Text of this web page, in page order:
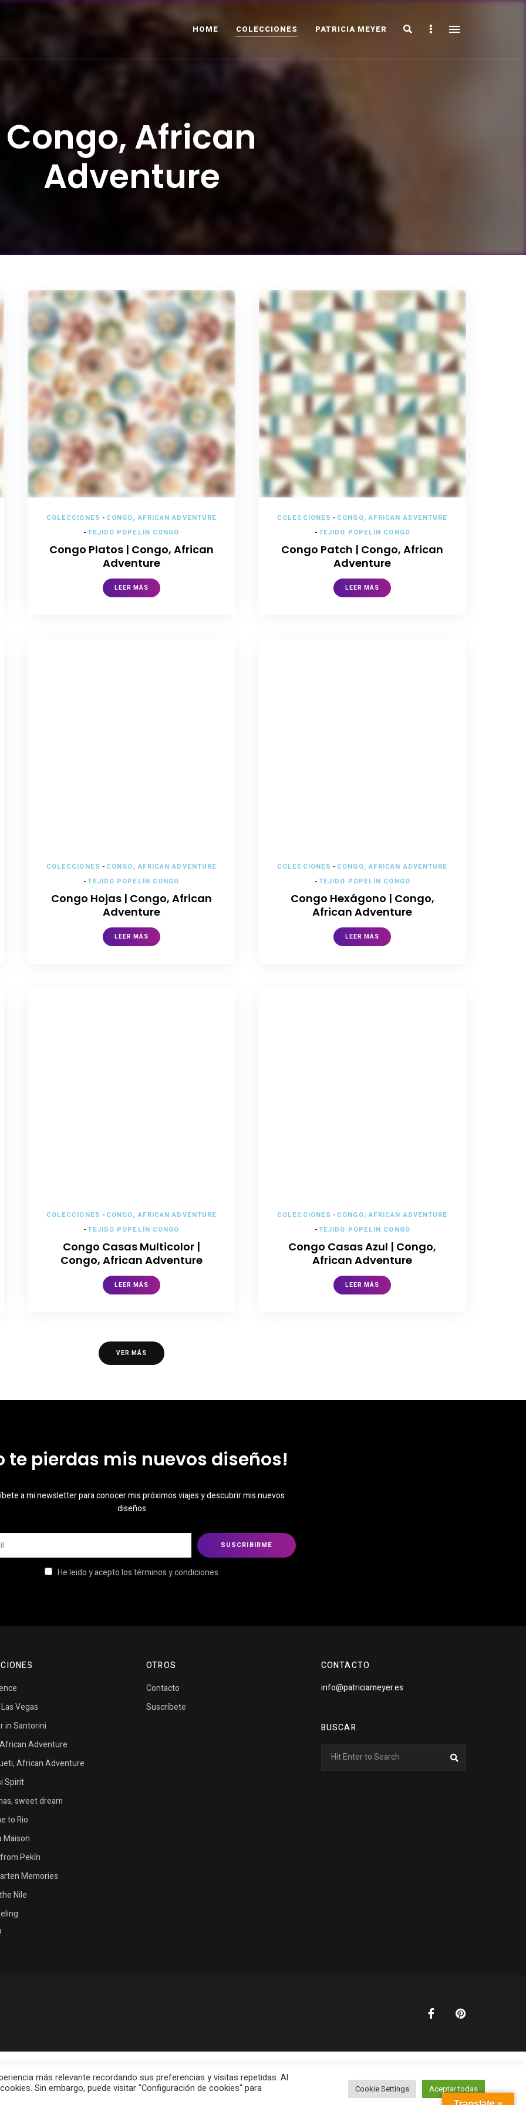
HOME COLECCIONES PATRICIA MEYER SearchSidebar
Congo, African
Adventure
COLECCIONES - CONGO, AFRICAN ADVENTURE
-TEJIDO POPELÍN CONGO
Congo Platos | Congo, African
Adventure
LEER MÁS
COLECCIONES - CONGO, AFRICAN ADVENTURE
-TEJIDO POPELÍN CONGO
Congo Patch | Congo, African
Adventure
LEER MÁS
COLECCIONES - CONGO, AFRICAN ADVENTURE
-TEJIDO POPELÍN CONGO
Congo Hojas | Congo, African
Adventure
LEER MÁS
COLECCIONES - CONGO, AFRICAN ADVENTURE
-TEJIDO POPELÍN CONGO
Congo Hexágono | Congo,
African Adventure
LEER MÁS
COLECCIONES - CONGO, AFRICAN ADVENTURE
-TEJIDO POPELÍN CONGO
Congo Casas Multicolor |
Congo, African Adventure
LEER MÁS
COLECCIONES - CONGO, AFRICAN ADVENTURE
-TEJIDO POPELÍN CONGO
Congo Casas Azul | Congo,
African Adventure
LEER MÁS
VER MÁS
te pierdas mis nuevos diseños!
a mi newsletter para conocer mis próximos viajes y descubrir mis nuevos
diseños
He leido y acepto los términos y condiciones
Vegas
in Santorini
Adventure
African Adventure
Spirit
sweet dream
to Rio
Maison
Pekín
Memories
Nile
OTROS
Contacto
Suscríbete
CONTACTO
info@patriciameyer.es
BUSCAR
for:
más relevante recordando sus preferencias y visitas repetidas. Al
Sin embargo, puede visitar "Configuración de cookies" para
Cookie Settings Aceptar todas